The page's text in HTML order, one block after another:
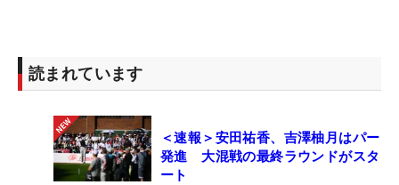
読まれています
＜速報＞安田祐香、吉澤柚月はパー
発進 大混戦の最終ラウンドがスタ
ート